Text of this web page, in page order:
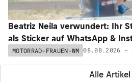
Alle Artikel
Beatriz Neila verwundert: Ihr
als Sticker auf WhatsApp &
MOTORRAD-FRAUEN-WM 08.08.2026 -